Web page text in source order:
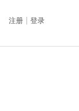
注册 登录